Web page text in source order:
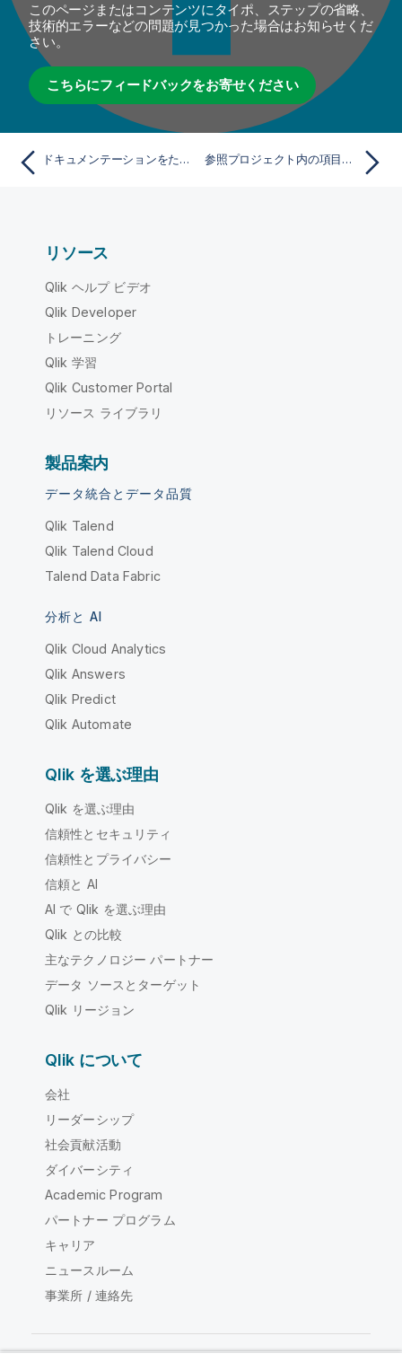
このページまたはコンテンツにタイポ、ステップの省略、
技術的エラーなどの問題が見つかった場合はお知らせくだ
さい。
こちらにフィードバックをお寄せください
ドキュメンテーションをただちにアップデート 参照プロジェクト内の項目にアクセス
リソース
Qlik ヘルプ ビデオ
Qlik Developer
トレーニング
Qlik 学習
Qlik Customer Portal
リソース ライブラリ
製品案内
データ統合とデータ品質
Qlik Talend
Qlik Talend Cloud
Talend Data Fabric
分析と AI
Qlik Cloud Analytics
Qlik Answers
Qlik Predict
Qlik Automate
Qlik を選ぶ理由
Qlik を選ぶ理由
信頼性とセキュリティ
信頼性とプライバシー
信頼と AI
AI で Qlik を選ぶ理由
Qlik との比較
主なテクノロジー パートナー
データ ソースとターゲット
Qlik リージョン
Qlik について
会社
リーダーシップ
社会貢献活動
ダイバーシティ
Academic Program
パートナー プログラム
キャリア
ニュースルーム
事業所 / 連絡先